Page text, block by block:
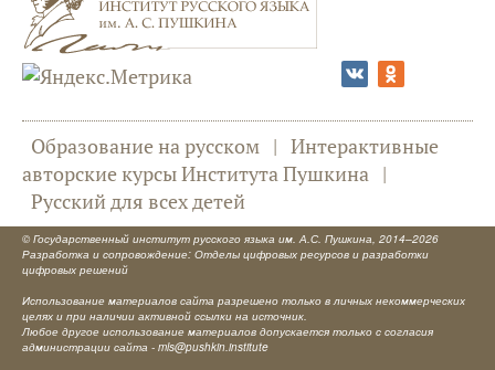
Образование на русском | Интерактивные
авторские курсы Института Пушкина |
Русский для всех детей
© Государственный институт русского языка им. А.С. Пушкина, 2014–2026
Разработка и сопровождение: Отделы цифровых ресурсов и разработки
цифровых решений
Использование материалов сайта разрешено только в личных некоммерческих
целях и при наличии активной ссылки на источник.
Любое другое использование материалов допускается только с согласия
администрации сайта - mls@pushkin.institute